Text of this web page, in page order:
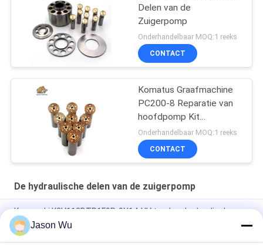
Delen van de
Zuigerpomp
Onderhandelbaar MOQ:1 reeks
CONTACT
Komatus Graafmachine
PC200-8 Reparatie van
hoofdpomp Kit
Hydraulische pomp
Onderdeel zuigerpomp
Onderhoud reparatie
Onderhandelbaar MOQ:1 reeks
CONTACT
De hydraulische delen van de zuigerpomp
Kawasaki K3V112DTP1F9R-9Y14-HV tandem hydraulische
zuiger hoofdpomp
Parker heavy-duty hogedruk axiale zuigerpomp met variabel
Jason Wu